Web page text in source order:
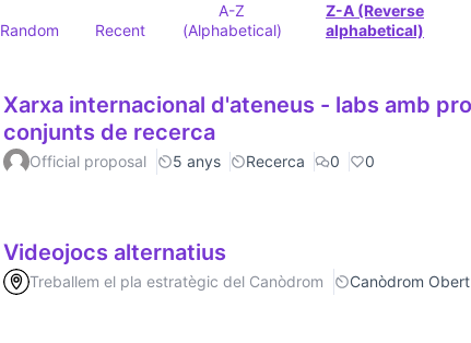
Random Recent
A-Z
(Alphabetical)
Z-A (Reverse
alphabetical)
Xarxa internacional d'ateneus - labs amb
conjunts de recerca
Official proposal 5 anys Recerca 0 0
Videojocs alternatius
Treballem el pla estratègic del Canòdrom Canòdrom Obert